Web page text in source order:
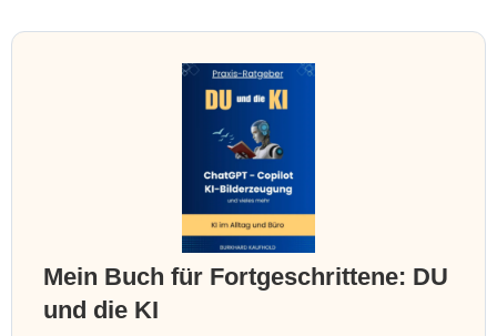
Mein Buch für Fortgeschrittene: DU
und die KI